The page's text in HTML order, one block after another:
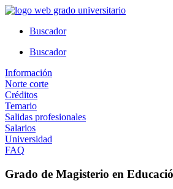
Ir
contenidoBuscador
Buscador
Información
Norte corte
Créditos
Temario
Salidas profesionales
Salarios
Universidad
FAQ
Grado de Magisterio en